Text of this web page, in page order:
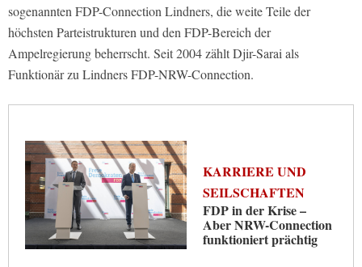
sogenannten FDP-Connection Lindners, die weite Teile der
höchsten Parteistrukturen und den FDP-Bereich der
Ampelregierung beherrscht. Seit 2004 zählt Djir-Sarai als
Funktionär zu Lindners FDP-NRW-Connection.
KARRIERE UND
SEILSCHAFTEN
FDP in der Krise –
Aber NRW-Connection
funktioniert prächtig